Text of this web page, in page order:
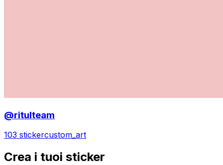
@ritulteam
103 stickercustom_art
Crea i tuoi sticker